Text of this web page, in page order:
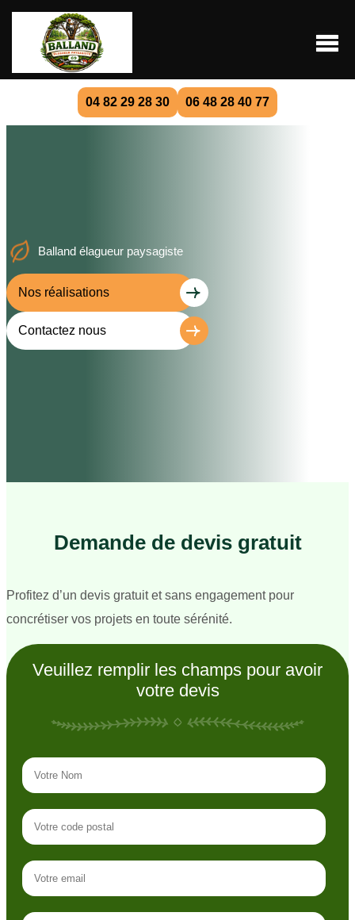
04 82 29 28 30 06 48 28 40 77
Balland élagueur paysagiste
Nos réalisations
Contactez nous
Demande de devis gratuit
Profitez d’un devis gratuit et sans engagement pour
concrétiser vos projets en toute sérénité.
Veuillez remplir les champs pour avoir
votre devis